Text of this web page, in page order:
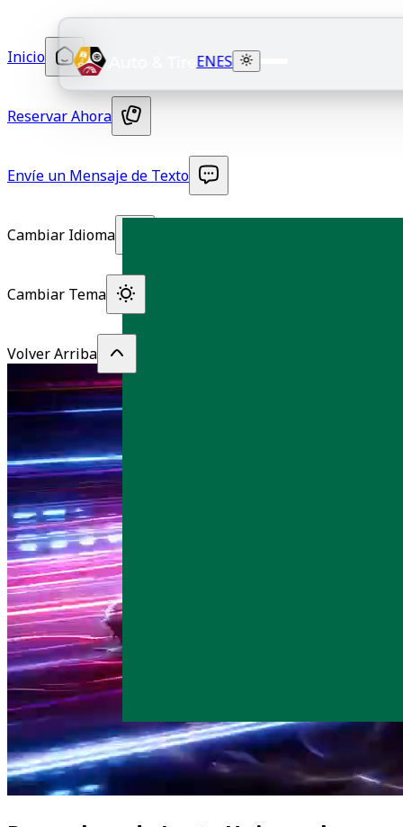
ENES
Inicio
Reservar Ahora
Envíe un Mensaje de Texto
Cambiar Idioma
Cambiar Tema
Volver Arriba